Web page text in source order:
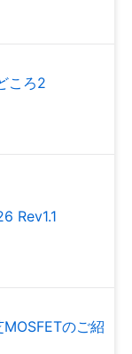
ころ2
Rev1.1
のご紹